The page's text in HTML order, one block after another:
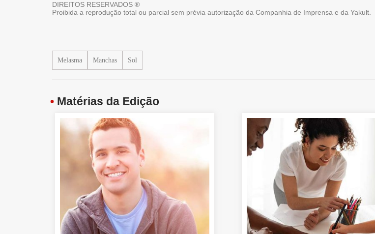
DIREITOS RESERVADOS ®
Proibida a reprodução total ou parcial sem prévia autorização da Companhia de Imprensa e da Yakult.
Melasma Manchas Sol
• Matérias da Edição